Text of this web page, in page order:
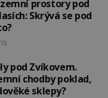
prostory pod
Skrývá se pod
pod Zvíkovem.
chodby poklad,
sklepy?